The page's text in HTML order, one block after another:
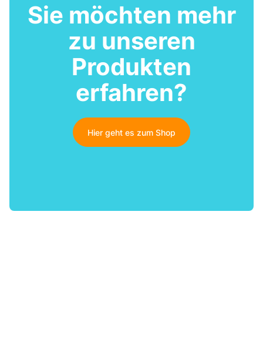
Sie möchten mehr
zu unseren
Produkten
erfahren?
Hier geht es zum Shop